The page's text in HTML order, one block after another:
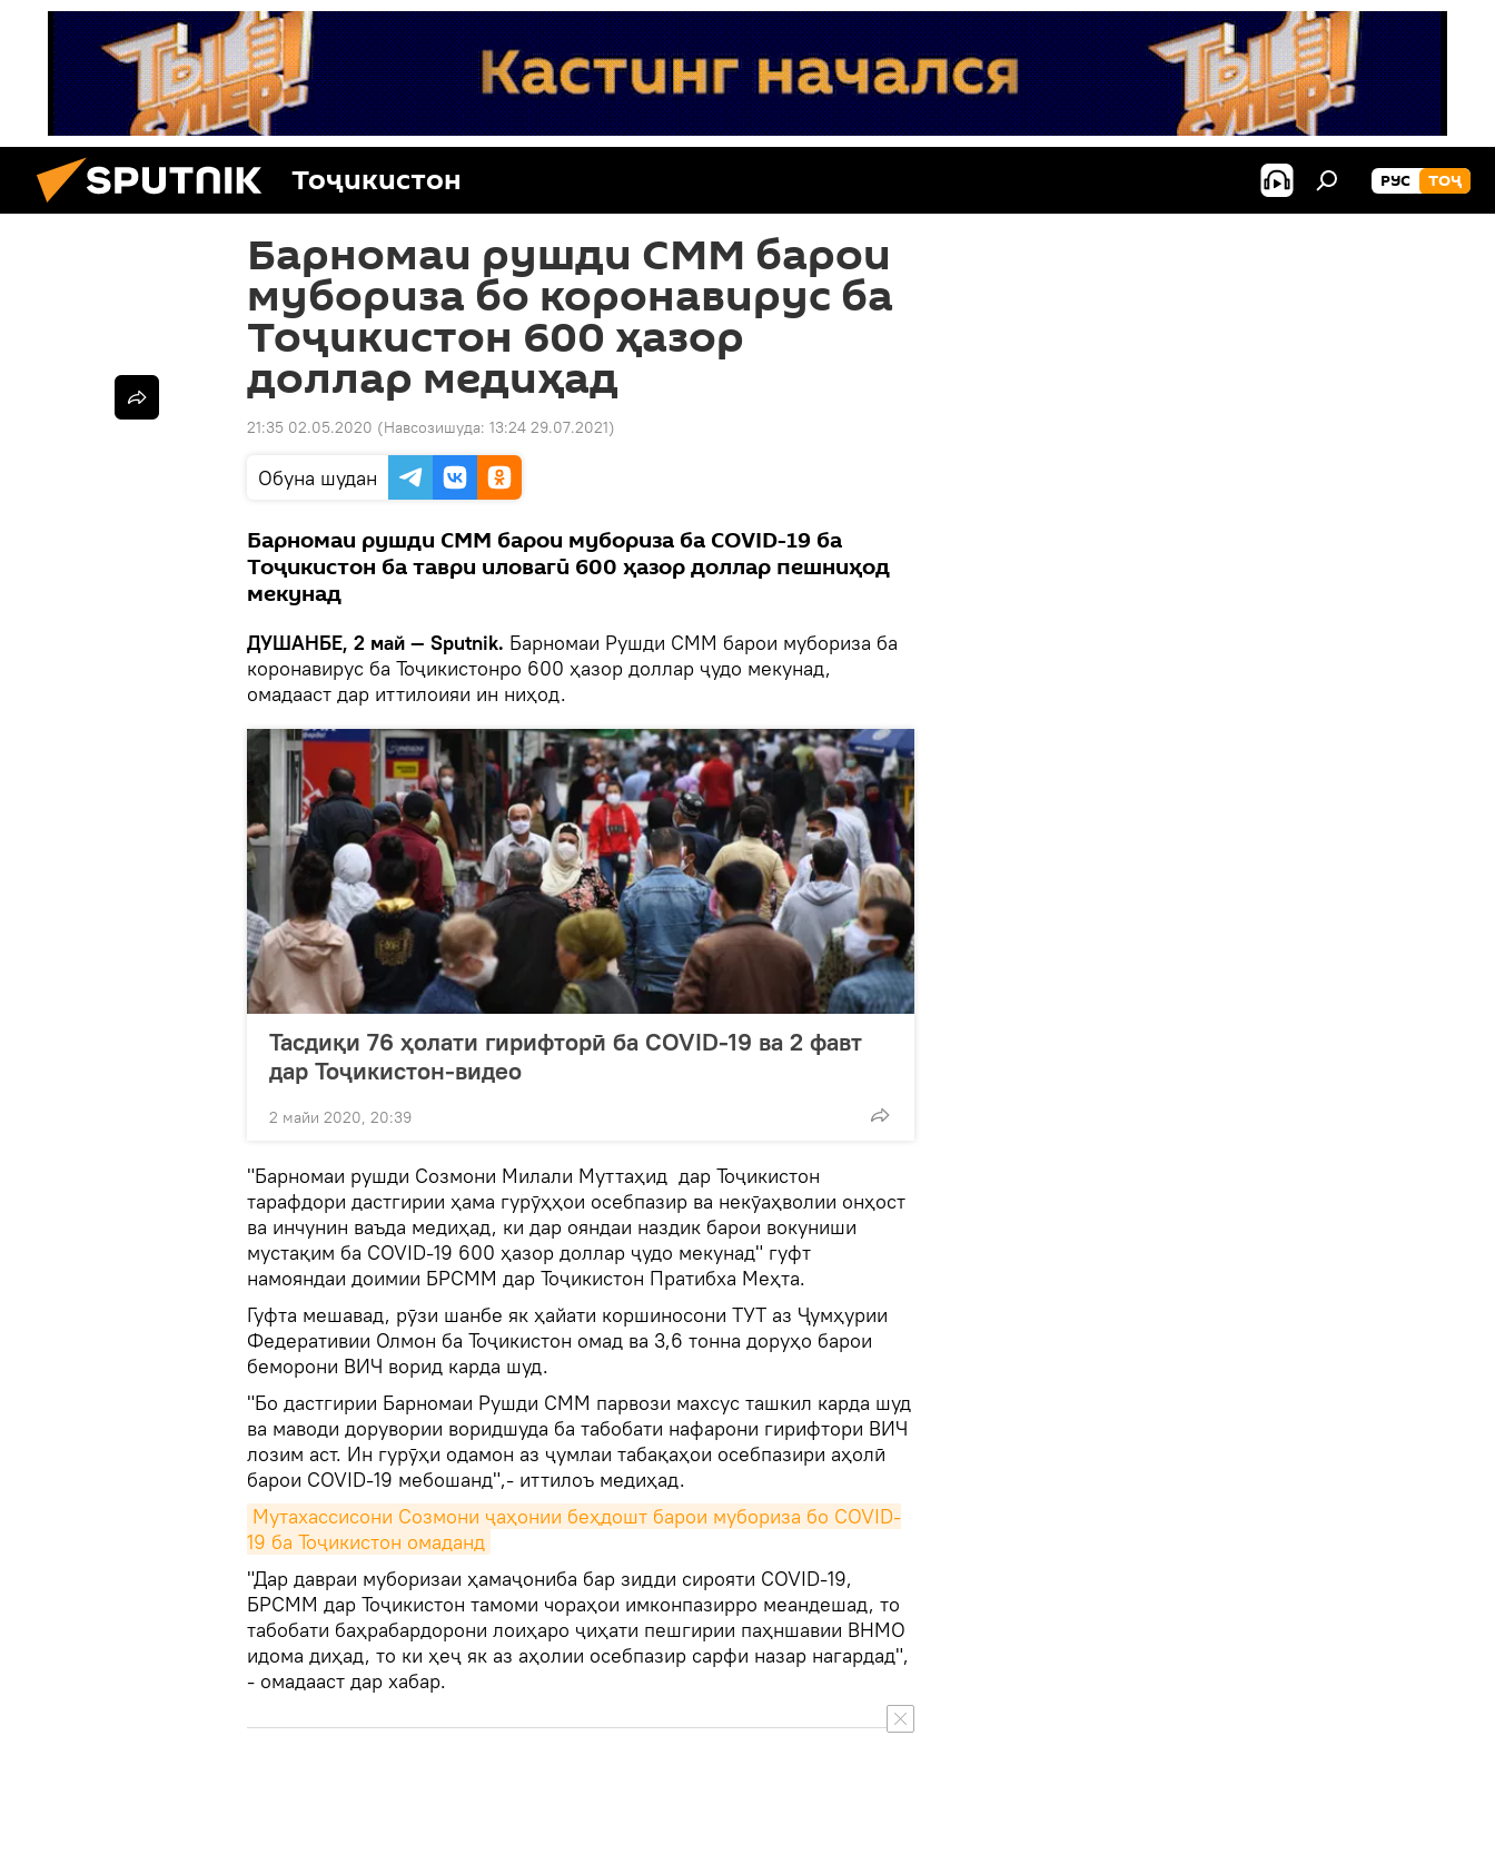
Тоҷикистон РУС ТОҶ
Барномаи рушди СММ барои
мубориза бо коронавирус ба
Тоҷикистон 600 ҳазор
доллар медиҳад
21:35 02.05.2020 (Навсозишуда: 13:24 29.07.2021)
Обуна шудан
Барномаи рушди СММ барои мубориза ба COVID-19 ба
Тоҷикистон ба таври иловагӣ 600 ҳазор доллар пешниҳод
мекунад
ДУШАНБЕ, 2 май — Sputnik. Барномаи Рушди СММ барои мубориза ба
коронавирус ба Тоҷикистонро 600 ҳазор доллар ҷудо мекунад,
омадааст дар иттилоияи ин ниҳод.
Тасдиқи 76 ҳолати гирифторӣ ба COVID-19 ва 2 фавт
дар Тоҷикистон-видео
2 майи 2020, 20:39
"Барномаи рушди Созмони Милали Муттаҳид дар Тоҷикистон
тарафдори дастгирии ҳама гурӯҳҳои осебпазир ва некӯаҳволии онҳост
ва инчунин ваъда медиҳад, ки дар ояндаи наздик барои вокуниши
мустақим ба COVID-19 600 ҳазор доллар ҷудо мекунад" гуфт
намояндаи доимии БРСММ дар Тоҷикистон Пратибха Меҳта.
Гуфта мешавад, рӯзи шанбе як ҳайати коршиносони ТУТ аз Ҷумҳурии
Федеративии Олмон ба Тоҷикистон омад ва 3,6 тонна доруҳо барои
беморони ВИЧ ворид карда шуд.
"Бо дастгирии Барномаи Рушди СММ парвози махсус ташкил карда шуд
ва маводи дорувории воридшуда ба табобати нафарони гирифтори ВИЧ
лозим аст. Ин гурӯҳи одамон аз ҷумлаи табақаҳои осебпазири аҳолӣ
барои COVID-19 мебошанд",- иттилоъ медиҳад.
Мутахассисони Созмони ҷаҳонии беҳдошт барои мубориза бо COVID-
19 ба Тоҷикистон омаданд
"Дар давраи муборизаи ҳамаҷониба бар зидди сирояти COVID-19,
БРСММ дар Тоҷикистон тамоми чораҳои имконпазирро меандешад, то
табобати баҳрабардорони лоиҳаро ҷиҳати пешгирии паҳншавии ВНМО
идома диҳад, то ки ҳеҷ як аз аҳолии осебпазир сарфи назар нагардад",
- омадааст дар хабар.